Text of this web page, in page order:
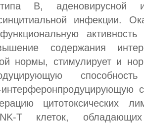
В, аденовирусной
инфекции.
содержания
нормы, стимулирует и
интерферонпродуцирующую
цитотоксических
T клеток,